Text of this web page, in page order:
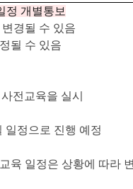
정 개별통보
경될 수 있음
될 수 있음
전교육을 실시
일정으로 진행 예정
일정은 상황에 따라